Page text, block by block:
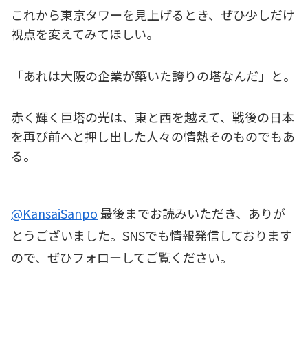
これから東京タワーを見上げるとき、ぜひ少しだけ
視点を変えてみてほしい。
「あれは大阪の企業が築いた誇りの塔なんだ」と。
赤く輝く巨塔の光は、東と西を越えて、戦後の日本
を再び前へと押し出した人々の情熱そのものでもあ
る。
@KansaiSanpo最後までお読みいただき、ありが
とうございました。SNSでも情報発信しております
ので、ぜひフォローしてご覧ください。